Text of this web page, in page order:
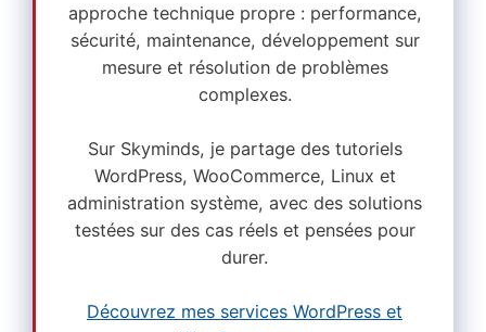
approche technique propre : performance,
sécurité, maintenance, développement sur
mesure et résolution de problèmes
complexes.
Sur Skyminds, je partage des tutoriels
WordPress, WooCommerce, Linux et
administration système, avec des solutions
testées sur des cas réels et pensées pour
durer.
Découvrez mes services WordPress et